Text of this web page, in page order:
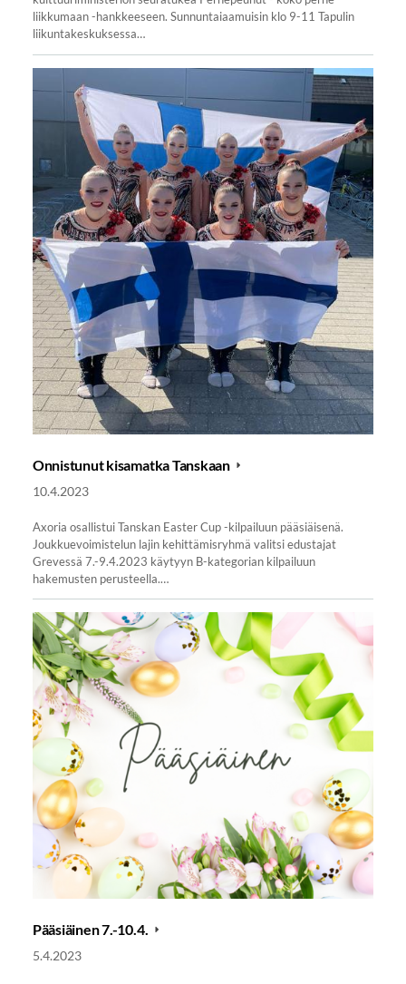
liikkumaan -hankkeeseen. Sunnuntaiaamuisin klo 9-11 Tapulin
liikuntakeskuksessa…
Onnistunut kisamatka Tanskaan
10.4.2023
Axoria osallistui Tanskan Easter Cup -kilpailuun pääsiäisenä.
Joukkuevoimistelun lajin kehittämisryhmä valitsi edustajat
Grevessä 7.-9.4.2023 käytyyn B-kategorian kilpailuun
hakemusten perusteella.…
Pääsiäinen 7.-10.4.
5.4.2023